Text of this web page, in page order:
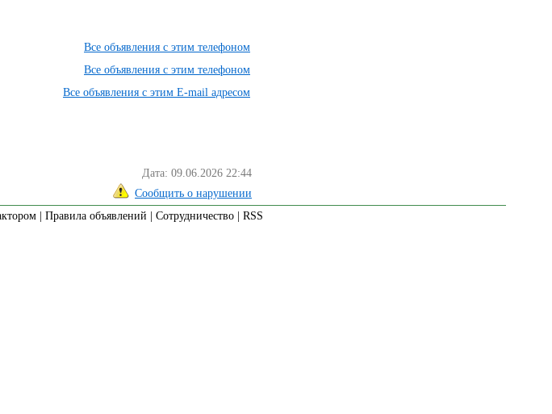
Все объявления с этим телефоном
Все объявления с этим телефоном
Все объявления с этим E-mail адресом
Дата: 09.06.2026 22:44
Сообщить о нарушении
Правила объявлений Сотрудничество RSS